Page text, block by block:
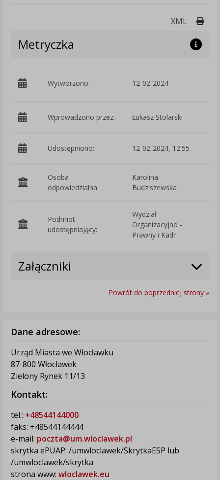
XML
Metryczka
Wytworzono: 12-02-2024
Wprowadzono przez: Łukasz Stolarski
Udostępniono: 12-02-2024, 12:55
Osoba
odpowiedzialna:
Karolina
Budziszewska
Podmiot
udostępniający:
Wydział
Organizacyjno -
Prawny i Kadr
Załączniki
Powrót do poprzedniej strony »
Dane adresowe:
Urząd Miasta we Włocławku
87-800 Włocławek
Zielony Rynek 11/13
Kontakt:
tel.: +48544144000
faks: +48544144444
e-mail: poczta@um.wloclawek.pl
skrytka ePUAP: /umwloclawek/SkrytkaESP lub
/umwloclawek/skrytka
strona www: wloclawek.eu